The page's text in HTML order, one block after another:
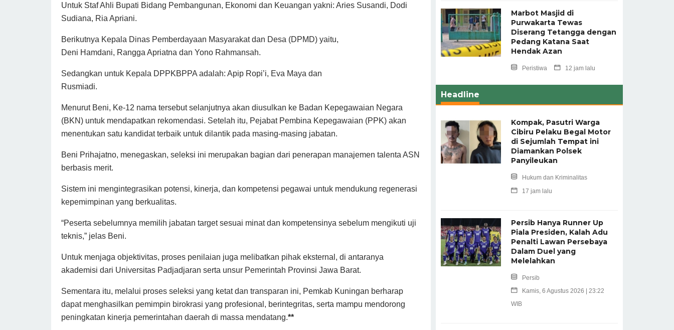
Untuk Staf Ahli Bupati Bidang Pembangunan, Ekonomi dan Keuangan yakni: Aries Susandi, Dodi
Sudiana, Ria Apriani.
Berikutnya Kepala Dinas Pemberdayaan Masyarakat dan Desa (DPMD) yaitu,
Deni Hamdani, Rangga Apriatna dan Yono Rahmansah.
Sedangkan untuk Kepala DPPKBPPA adalah: Apip Ropi’i, Eva Maya dan
Rusmiadi.
Menurut Beni, Ke-12 nama tersebut selanjutnya akan diusulkan ke Badan Kepegawaian Negara
(BKN) untuk mendapatkan rekomendasi. Setelah itu, Pejabat Pembina Kepegawaian (PPK) akan
menentukan satu kandidat terbaik untuk dilantik pada masing-masing jabatan.
Beni Prihajatno, menegaskan, seleksi ini merupakan bagian dari penerapan manajemen talenta ASN
berbasis merit.
Sistem ini mengintegrasikan potensi, kinerja, dan kompetensi pegawai untuk mendukung regenerasi
kepemimpinan yang berkualitas.
“Peserta sebelumnya memilih jabatan target sesuai minat dan kompetensinya sebelum mengikuti uji
teknis,” jelas Beni.
Untuk menjaga objektivitas, proses penilaian juga melibatkan pihak eksternal, di antaranya
akademisi dari Universitas Padjadjaran serta unsur Pemerintah Provinsi Jawa Barat.
Sementara itu, melalui proses seleksi yang ketat dan transparan ini, Pemkab Kuningan berharap
dapat menghasilkan pemimpin birokrasi yang profesional, berintegritas, serta mampu mendorong
peningkatan kinerja pemerintahan daerah di massa mendatang.**
Marbot Masjid di
Purwakarta Tewas
Diserang Tetangga dengan
Pedang Katana Saat
Hendak Azan
Peristiwa 12 jam lalu
Headline
Kompak, Pasutri Warga
Cibiru Pelaku Begal Motor
di Sejumlah Tempat ini
Diamankan Polsek
Panyileukan
Hukum dan Kriminalitas
17 jam lalu
Persib Hanya Runner Up
Piala Presiden, Kalah Adu
Penalti Lawan Persebaya
Dalam Duel yang
Melelahkan
Persib
Kamis, 6 Agustus 2026 | 23:22
WIB